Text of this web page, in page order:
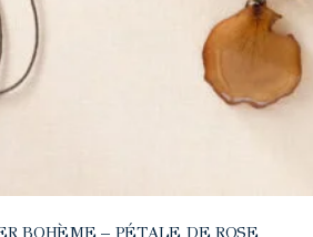
BOHÈME – PÉTALE DE ROSE